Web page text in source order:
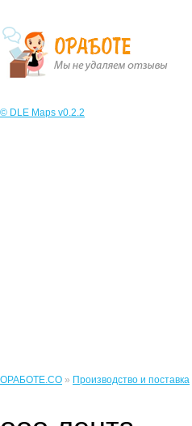
© DLE Maps v0.2.2
ОРАБОТЕ.CO » Производство и поставка